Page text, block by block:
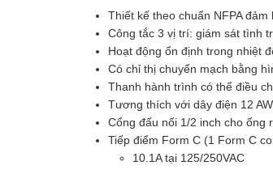
Thiết kế theo chuẩn NFPA
Công tắc 3 vị trí: giám sát tình
Hoạt động ổn định trong nhiệt
Có chỉ thị chuyển mạch bằng
Thanh hành trình có thể điều
Tương thích với dây điện 12
Cổng đấu nối 1/2 inch cho ống
Tiếp điểm Form C (1 Form C
10.1A tại 125/250VAC